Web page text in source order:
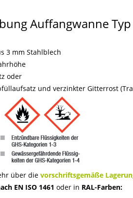
Auffangwanne Typ
3 mm Stahlblech
oder
und verzinkter Gitterrost
über die vorschriftsgemäße
EN ISO 1461 oder in RAL-Farben: